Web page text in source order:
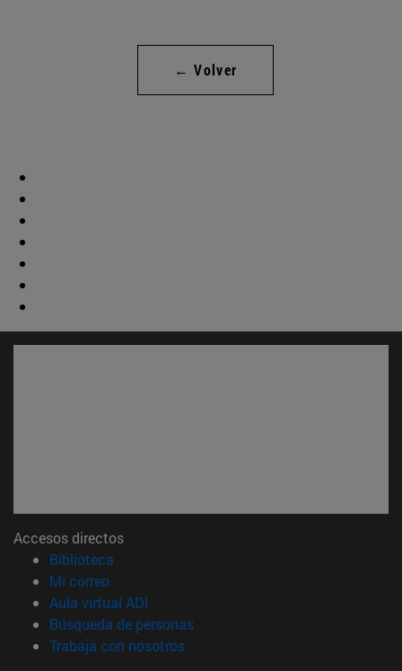
← Volver
Accesos directos
Biblioteca
Mi correo(abre en nueva ventana)
Aula virtual ADI
Búsqueda de personas(abre en nueva ventana)
Trabaja con nosotros(abre en nueva ventana)